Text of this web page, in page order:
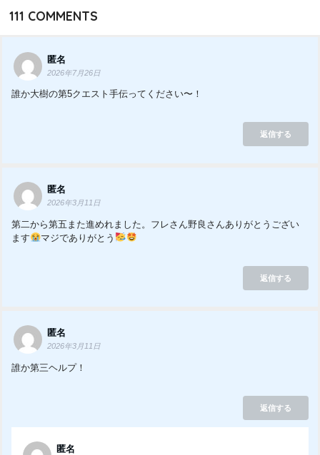
111 COMMENTS
匿名
2026年7月26日
誰か大樹の第5クエスト手伝ってください〜！
返信する
匿名
2026年3月11日
第二から第五また進めれました。フレさん野良さんありがとうござい
ます
マジでありがとう
返信する
匿名
2026年3月11日
誰か第三ヘルプ！
返信する
匿名